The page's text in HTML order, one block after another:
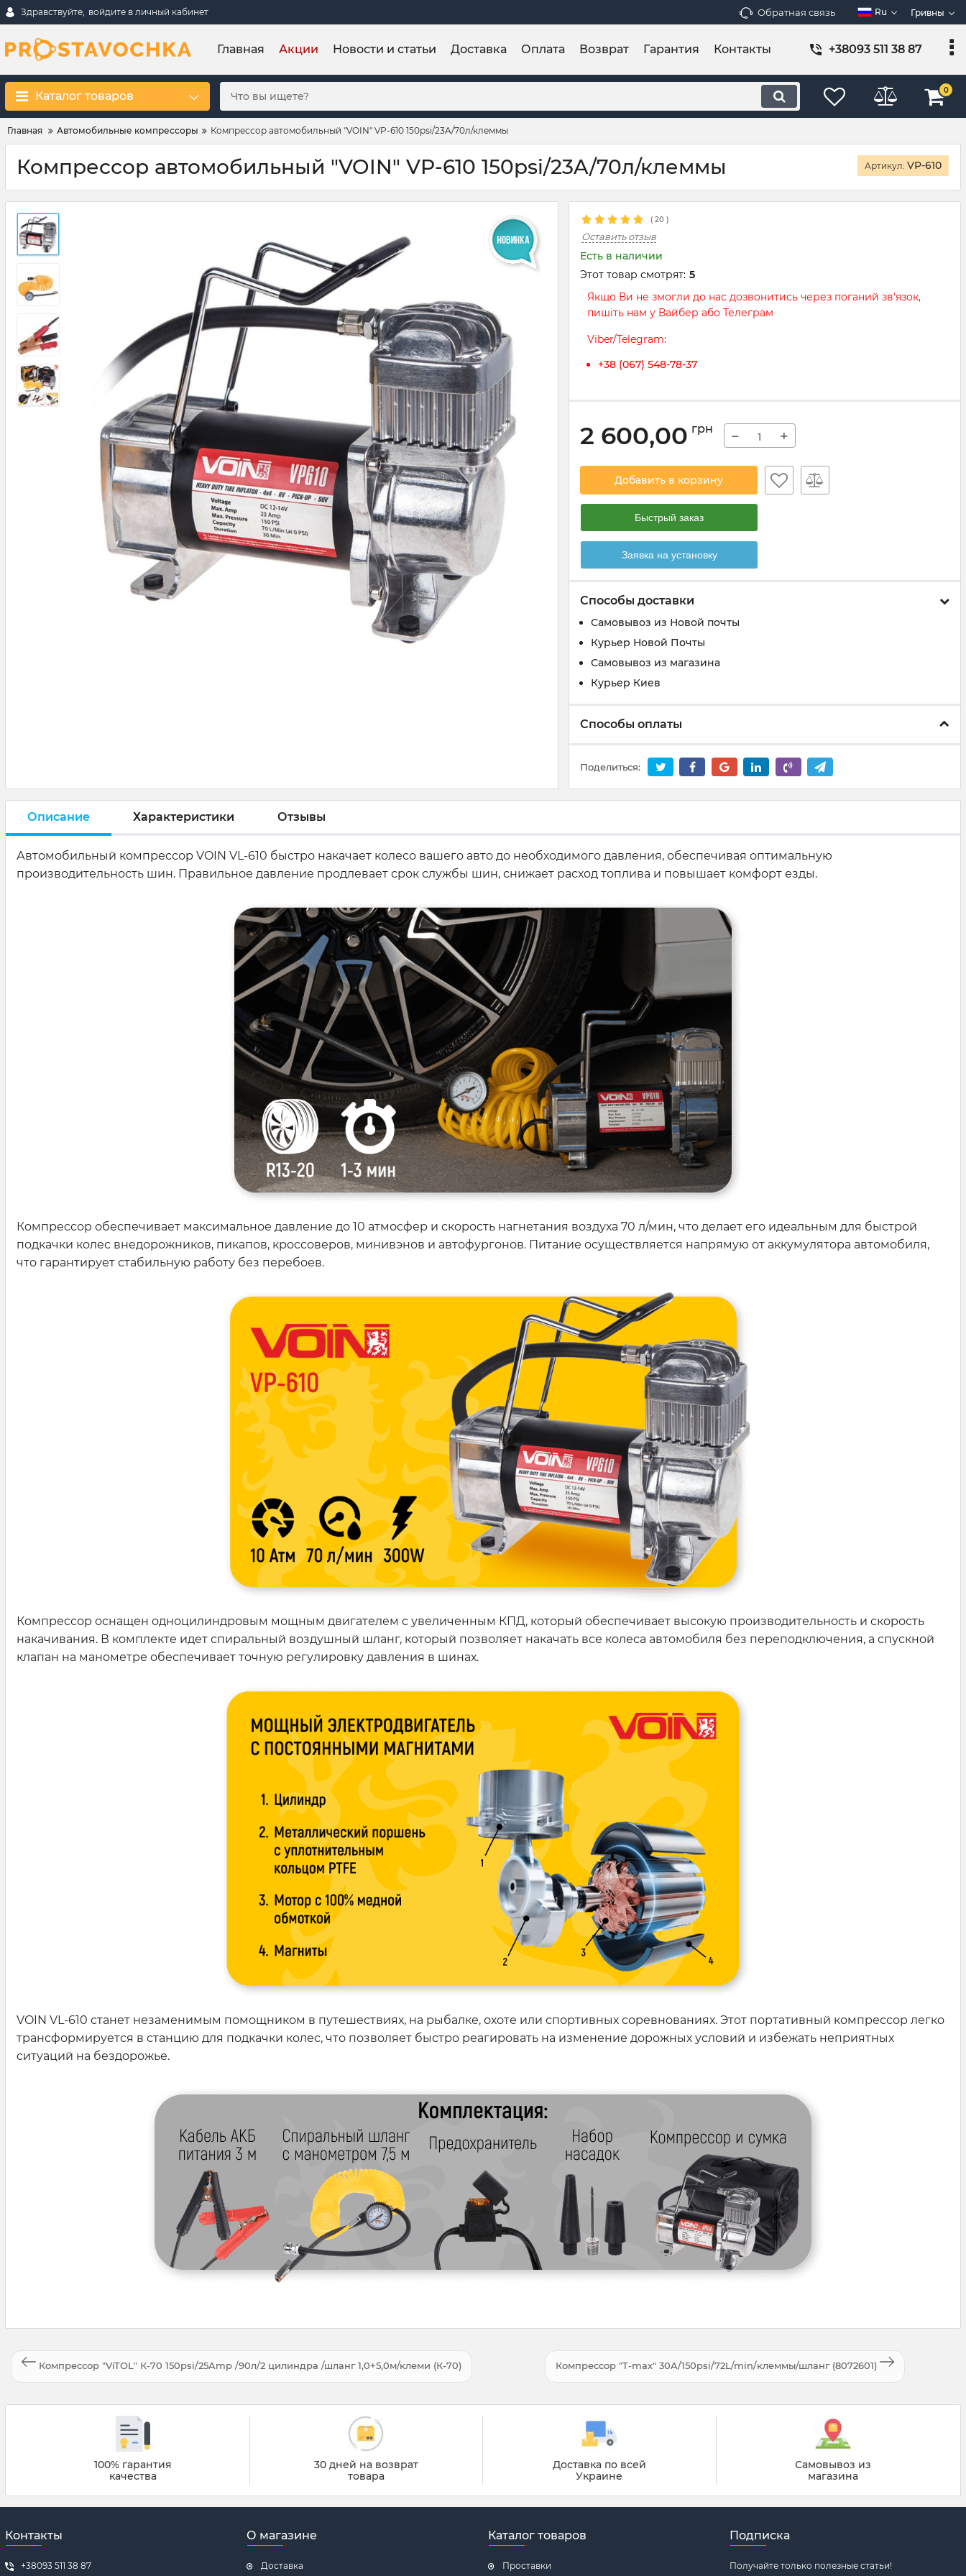
Здравствуйте, войдите в личный кабинет Обратная связь Ru Гривны
Главная Акции Новости и статьи Доставка Оплата Возврат Гарантия Контакты +38093 511 38 87
Каталог товаров 0
Главная Автомобильные компрессоры Компрессор автомобильный "VOIN" VP-610 150psi/23A/70л/клеммы
Компрессор автомобильный "VOIN" VP-610 150psi/23A/70л/клеммы Артикул: VP-610
( 20 )
Оставить отзыв
Есть в наличии
Этот товар смотрят: 5
Якщо Ви не змогли до нас дозвонитись через поганий зв‘язок,
пишіть нам у Вайбер або Телеграм
Viber/Telegram:
+38 (067) 548-78-37
2 600,00 грн − +
Добавить в корзину
Быстрый заказ
Заявка на установку
Способы доставки
Самовывоз из Новой почты
Курьер Новой Почты
Самовывоз из магазина
Курьер Киев
Способы оплаты
Поделиться:
Описание Характеристики Отзывы
Автомобильный компрессор VOIN VL-610 быстро накачает колесо вашего авто до необходимого давления, обеспечивая оптимальную
производительность шин. Правильное давление продлевает срок службы шин, снижает расход топлива и повышает комфорт езды.
Компрессор обеспечивает максимальное давление до 10 атмосфер и скорость нагнетания воздуха 70 л/мин, что делает его идеальным для быстрой
подкачки колес внедорожников, пикапов, кроссоверов, минивэнов и автофургонов. Питание осуществляется напрямую от аккумулятора автомобиля,
что гарантирует стабильную работу без перебоев.
Компрессор оснащен одноцилиндровым мощным двигателем с увеличенным КПД, который обеспечивает высокую производительность и скорость
накачивания. В комплекте идет спиральный воздушный шланг, который позволяет накачать все колеса автомобиля без переподключения, а спускной
клапан на манометре обеспечивает точную регулировку давления в шинах.
VOIN VL-610 станет незаменимым помощником в путешествиях, на рыбалке, охоте или спортивных соревнованиях. Этот портативный компрессор легко
трансформируется в станцию для подкачки колес, что позволяет быстро реагировать на изменение дорожных условий и избежать неприятных
ситуаций на бездорожье.
Компрессор "ViTOL" К-70 150psi/25Amp /90л/2 цилиндра /шланг 1,0+5,0м/клеми (К-70) Компрессор "T-max" 30A/150psi/72L/min/клеммы/шланг (8072601)
100% гарантия
качества
30 дней на возврат
товара
Доставка по всей
Украине
Самовывоз из
магазина
Контакты
+38093 511 38 87
О магазине
Доставка
Каталог товаров
Проставки
Подписка
Получайте только полезные статьи!